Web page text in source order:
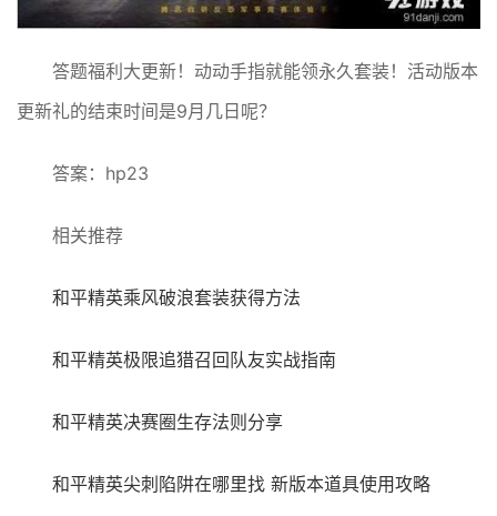
答题福利大更新！动动手指就能领永久套装！活动版本
更新礼的结束时间是9月几日呢？
答案：hp23
相关推荐
和平精英乘风破浪套装获得方法
和平精英极限追猎召回队友实战指南
和平精英决赛圈生存法则分享
和平精英尖刺陷阱在哪里找 新版本道具使用攻略